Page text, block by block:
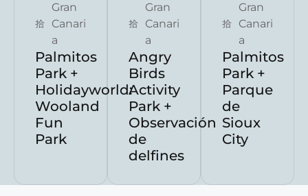
Gran
Canari
a
Palmitos
Park +
Holidayworld:
Wooland
Fun
Park
Gran
Canari
a
Angry
Birds
Activity
Park +
Observación
de
delfines
Gran
Canari
a
Palmitos
Park +
Parque
de
Sioux
City